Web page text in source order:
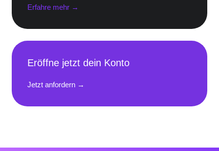
Erfahre mehr →
Eröffne jetzt dein Konto
Jetzt anfordern →